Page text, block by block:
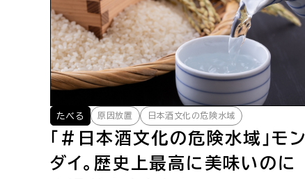
たべる 原因放置 日本酒文化の危険水域
「#日本酒文化の危険水域」モン
ダイ。歴史上最高に美味いのに